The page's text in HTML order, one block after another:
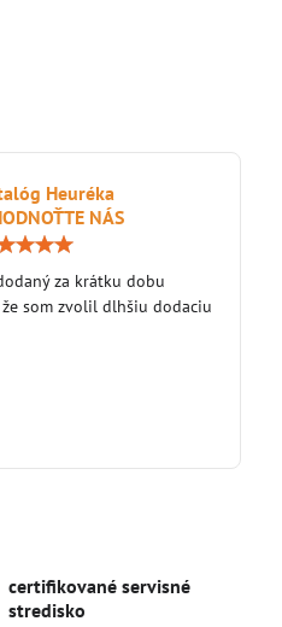
Heuréka
NÁS
/
5
za krátku dobu
som zvolil dlhšiu dodaciu
certifikované servisné
stredisko